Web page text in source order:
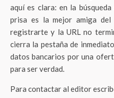
aquí es clara: en la
prisa es la mejor amiga
registrarte y la URL no
cierra la pestaña de
datos bancarios por una
para ser verdad.
Para contactar al editor